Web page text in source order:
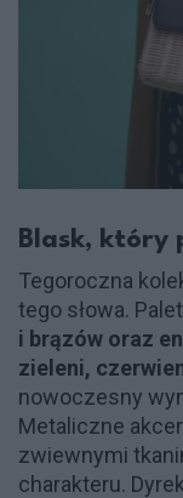
Blask, który
Tegoroczna
tego słowa.
i brązów oraz
zieleni,
nowoczesny
Metaliczne
zwiewnymi
charakteru.